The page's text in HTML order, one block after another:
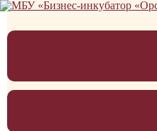
Перейти